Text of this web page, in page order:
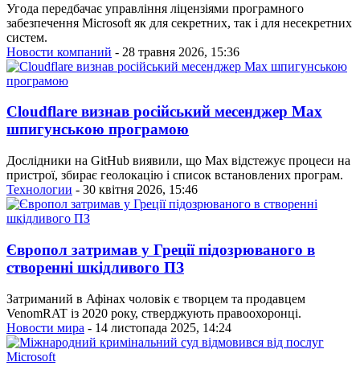
Угода передбачає управління ліцензіями програмного
забезпечення Microsoft як для секретних, так і для несекретних
систем.
Новости компаний - 28 травня 2026, 15:36
Cloudflare визнав російський месенджер Мах
шпигунською програмою
Дослідники на GitHub виявили, що Мах відстежує процеси на
пристрої, збирає геолокацію і список встановлених програм.
Технологии - 30 квітня 2026, 15:46
Європол затримав у Греції підозрюваного в
створенні шкідливого ПЗ
Затриманий в Афінах чоловік є творцем та продавцем
VenomRAT із 2020 року, стверджують правоохоронці.
Новости мира - 14 листопада 2025, 14:24